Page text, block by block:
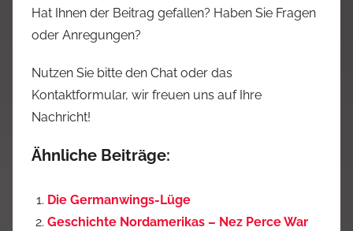
Hat Ihnen der Beitrag gefallen? Haben Sie Fragen
oder Anregungen?
Nutzen Sie bitte den Chat oder das
Kontaktformular, wir freuen uns auf Ihre
Nachricht!
Ähnliche Beiträge:
Die Germanwings-Lüge
Geschichte Nordamerikas – Nez Perce War